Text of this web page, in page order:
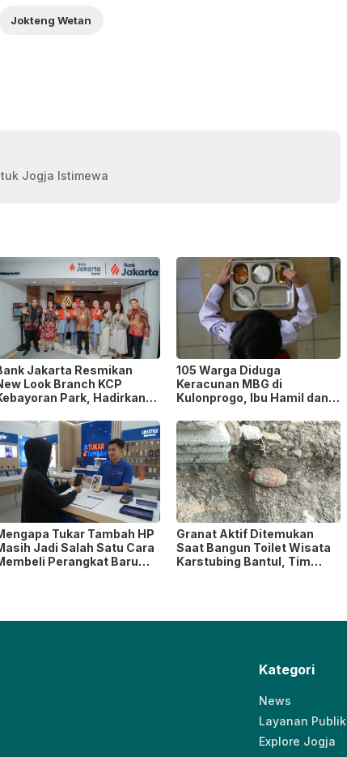
Jokteng Wetan
Jogja Istimewa
Jakarta Resmikan
Look Branch KCP
Park, Hadirkan
105 Warga Diduga
Keracunan MBG di
Kulonprogo, Ibu Hamil dan
Terdampak
Tukar Tambah HP
Jadi Salah Satu Cara
Perangkat Baru
Granat Aktif Ditemukan
Saat Bangun Toilet Wisata
Karstubing Bantul, Tim
Kategori
News
Layanan Publik
Explore Jogja